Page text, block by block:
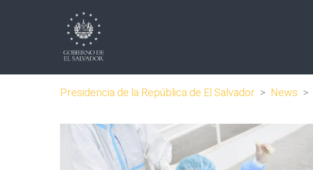
Presidencia de la República de El Salvador > News >